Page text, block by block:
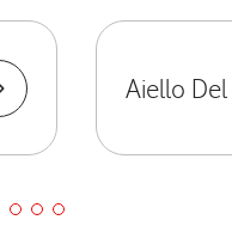
Aiello